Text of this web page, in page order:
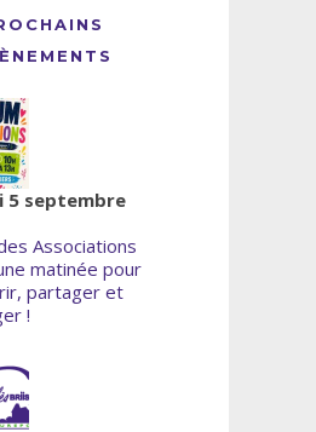
5 septembre
Associations
matinée pour
partager et
!